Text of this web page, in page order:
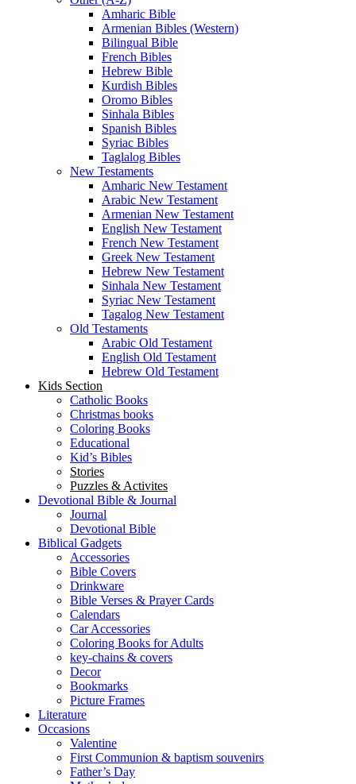
Amharic Bible
Armenian Bibles (Western)
Bilingual Bible
French Bibles
Hebrew Bible
Kurdish Bibles
Oromo Bibles
Sinhala Bibles
Spanish Bibles
Syriac Bibles
Taglalog Bibles
New Testaments
Amharic New Testament
Arabic New Testament
Armenian New Testament
English New Testament
French New Testament
Greek New Testament
Hebrew New Testament
Sinhala New Testament
Syriac New Testament
Tagalog New Testament
Old Testaments
Arabic Old Testament
English Old Testament
Hebrew Old Testament
Kids Section
Catholic Books
Christmas books
Coloring Books
Educational
Kid’s Bibles
Stories
Puzzles & Activites
Devotional Bible & Journal
Journal
Devotional Bible
Biblical Gadgets
Accessories
Bible Covers
Drinkware
Bible Verses & Prayer Cards
Calendars
Car Accessories
Coloring Books for Adults
key-chains & covers
Decor
Bookmarks
Picture Frames
Literature
Occasions
Valentine
First Communion & baptism souvenirs
Father’s Day